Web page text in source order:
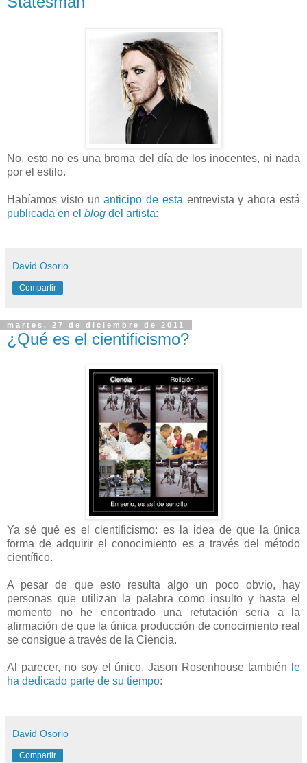
No, esto no es una broma del día de los inocentes, ni nada
por el estilo.
Habíamos visto unanticipo de esta entrevista y ahora está
publicada en el blog del artista:
David Osorio
Compartir
martes, 27 de diciembre de 2011
¿Qué es el cientificismo?
Ya sé qué es el cientificismo: es la idea de que la única
forma de adquirir el conocimiento es a través del método
científico.
A pesar de que esto resulta algo un poco obvio, hay
personas que utilizan la palabra como insulto y hasta el
momento no he encontrado una refutación seria a la
afirmación de que la única producción de conocimiento real
se consigue a través de la Ciencia.
Al parecer, no soy el único. Jason Rosenhouse también
le
ha dedicado parte de su tiempo:
David Osorio
Compartir